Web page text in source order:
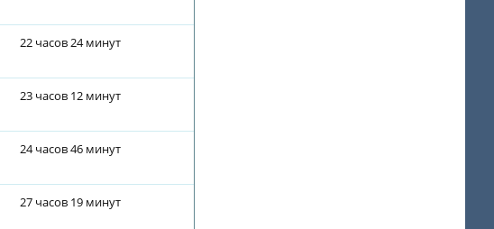
22 часов 24 минут
23 часов 12 минут
24 часов 46 минут
27 часов 19 минут